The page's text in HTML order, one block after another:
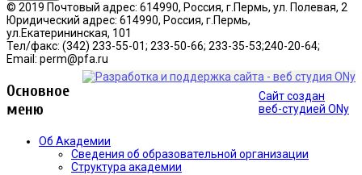
© 2019 Почтовый адрес: 614990, Россия, г.Пермь, ул. Полевая, 2
Юридический адрес: 614990, Россия, г.Пермь,
ул.Екатерининская, 101
Тел/факс: (342) 233-55-01; 233-50-66; 233-35-53;240-20-64;
Email: perm@pfa.ru
Сайт создан
веб-студией ONy
Основное
меню
Об Академии
Сведения об образовательной организации
Структура академии